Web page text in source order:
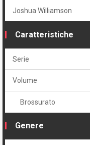
Joshua Williamson
Caratteristiche
Serie
Volume
Brossurato
Genere